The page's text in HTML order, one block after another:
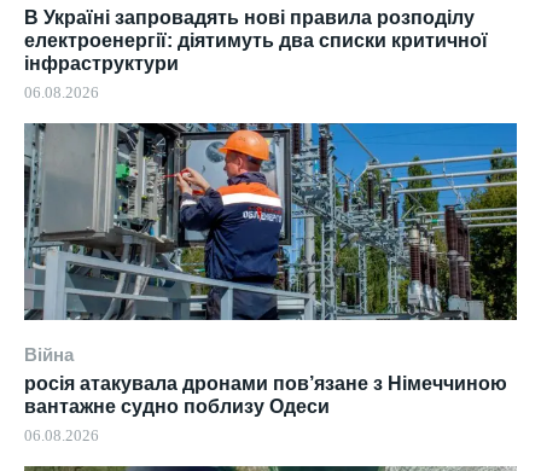
В Україні запровадять нові правила розподілу
електроенергії: діятимуть два списки критичної
інфраструктури
06.08.2026
Війна
росія атакувала дронами пов’язане з Німеччиною
вантажне судно поблизу Одеси
06.08.2026